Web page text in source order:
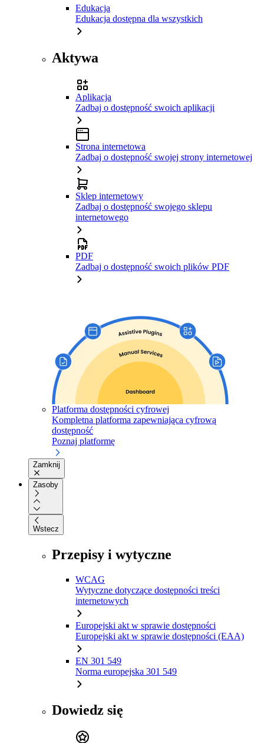
Edukacja
Edukacja dostępna dla wszystkich
Aktywa
Aplikacja
Zadbaj o dostępność swoich aplikacji
Strona internetowa
Zadbaj o dostępność swojej strony internetowej
Sklep internetowy
Zadbaj o dostępność swojego sklepu
internetowego
PDF
Zadbaj o dostępność swoich plików PDF
Platforma dostępności cyfrowej
Kompletna platforma zapewniająca cyfrową
dostępność
Poznaj platformę
Zamknij
Zasoby
Wstecz
Przepisy i wytyczne
WCAG
Wytyczne dotyczące dostępności treści
internetowych
Europejski akt w sprawie dostępności
Europejski akt w sprawie dostępności (EAA)
EN 301 549
Norma europejska 301 549
Dowiedz się